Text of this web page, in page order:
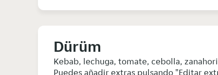
Dürüm
Kebab, lechuga, tomate, cebolla,
Puedes añadir extras pulsando "Editar